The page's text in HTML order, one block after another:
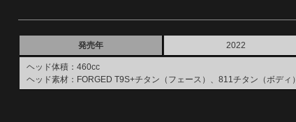
発売年 2022
ヘッド体積：460cc
ヘッド素材：FORGED T9S+チタン（フェース）、811チタン（ボディ）